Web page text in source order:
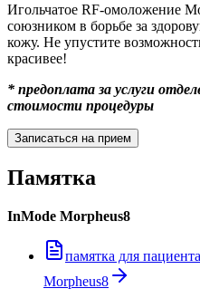
Игольчатое RF-омоложение
союзником в борьбе за
кожу. Не упустите
красивее!
* предоплата за услуги
стоимости процедуры
Записаться на прием
Памятка
InMode Morpheus8
памятка для
Morpheus8